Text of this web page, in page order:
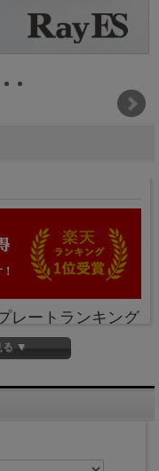
レートランキング
材のティープレ
耐水性が高く、
る ▼